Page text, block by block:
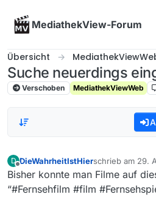
MediathekView-Forum
Übersicht
Suche neuerdings
Verschoben MediathekViewWeb
D
Offline
DieWahrheitIstHierschrieb am 29.
zuletzt editiert
Bisher konnte man Filme auf
“#Fernsehfilm #film